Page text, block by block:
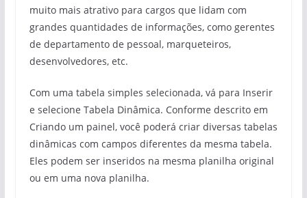
muito mais atrativo para cargos que lidam com
grandes quantidades de informações, como gerentes
de departamento de pessoal, marqueteiros,
desenvolvedores, etc.
Com uma tabela simples selecionada, vá para Inserir
e selecione Tabela Dinâmica. Conforme descrito em
Criando um painel, você poderá criar diversas tabelas
dinâmicas com campos diferentes da mesma tabela.
Eles podem ser inseridos na mesma planilha original
ou em uma nova planilha.